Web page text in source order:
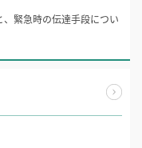
緊急時の伝達手段につい